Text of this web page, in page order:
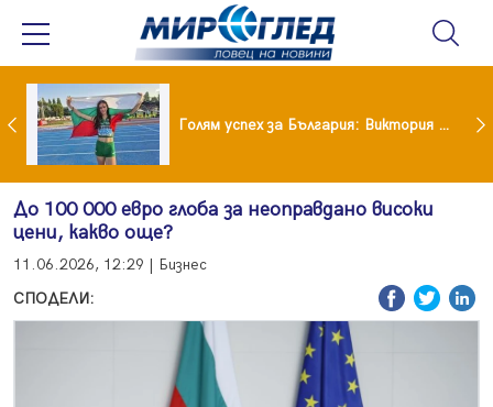
Когато всичко те дразни: тези трикове променят настроението за минути Голям успех за България: Виктория Ангелова грабна световна титла в тройния скок
До 100 000 евро глоба за неоправдано високи
цени, какво още?
11.06.2026, 12:29 | Бизнес
СПОДЕЛИ: